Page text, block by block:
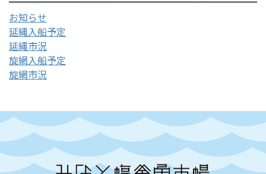
お知らせ
延縄入船予定
延縄市況
旋網入船予定
旋網市況